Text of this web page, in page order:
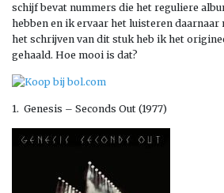
schijf bevat nummers die het reguliere
hebben en ik ervaar het luisteren daarnaar
het schrijven van dit stuk heb ik het
gehaald. Hoe mooi is dat?
1. Genesis – Seconds Out (1977)